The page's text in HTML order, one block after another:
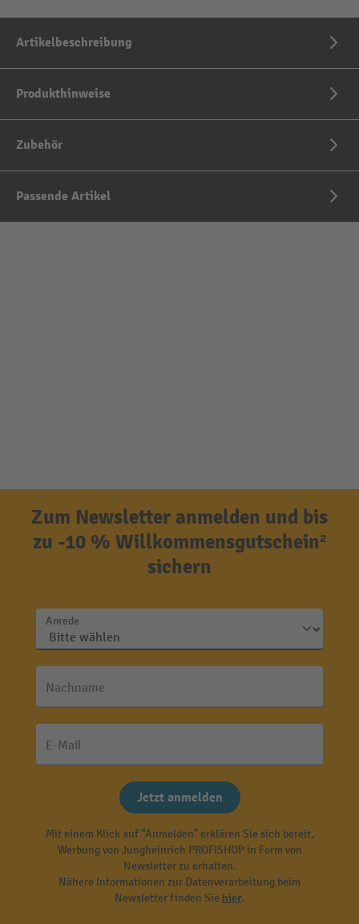
Artikelbeschreibung
Produkthinweise
Zubehör
Passende Artikel
Zum Newsletter anmelden und bis
zu -10 % Willkommensgutschein²
sichern
Anrede
Nachname
E-Mail
Jetzt anmelden
Mit einem Klick auf "Anmelden" erklären Sie sich bereit,
Werbung von Jungheinrich PROFISHOP in Form von
Newsletter zu erhalten.
Nähere Informationen zur Datenverarbeitung beim
Newsletter finden Sie hier.